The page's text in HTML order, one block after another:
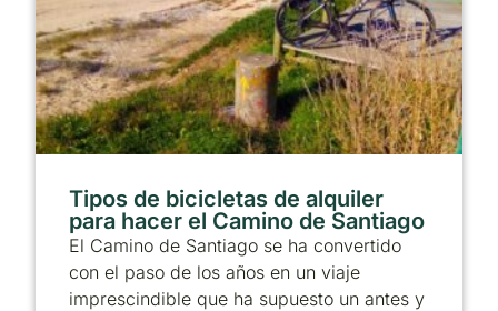
Tipos de bicicletas de alquiler
para hacer el Camino de Santiago
El Camino de Santiago se ha convertido
con el paso de los años en un viaje
imprescindible que ha supuesto un antes y